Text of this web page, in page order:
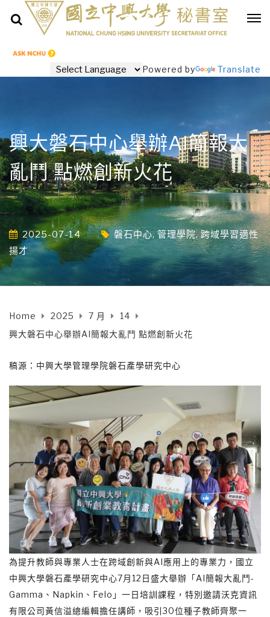
Powered by Translate
興大磐石中心舉辦AI簡報大
亂鬥 點燃創新火花
2025-07-14 磐石中心,管理學院,跨域學習適性
揚才
Home 2025 7 月
14
興大磐石中心舉辦AI簡報大亂鬥 點燃創新火花
稿源：中興大學管理學院磐石產學研究中心
為提升教師與專業人士在跨域創新與AI應用上的專業力，國立
中興大學磐石產學研究中心7月12日盛大舉辦「AI簡報大亂鬥-
Gamma、Napkin、Felo」一日培訓課程，特別邀請沃克資訊
有限公司黃信溢總編輯擔任講師，吸引30位種子教師齊聚一